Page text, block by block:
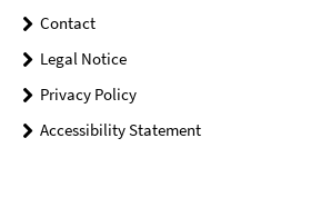
Contact
Legal Notice
Privacy Policy
Accessibility Statement